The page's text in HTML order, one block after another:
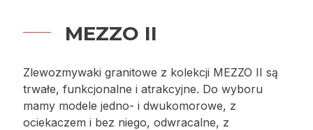
MEZZO II
Zlewozmywaki granitowe z kolekcji MEZZO II są
trwałe, funkcjonalne i atrakcyjne. Do wyboru
mamy modele jedno- i dwukomorowe, z
ociekaczem i bez niego, odwracalne, z